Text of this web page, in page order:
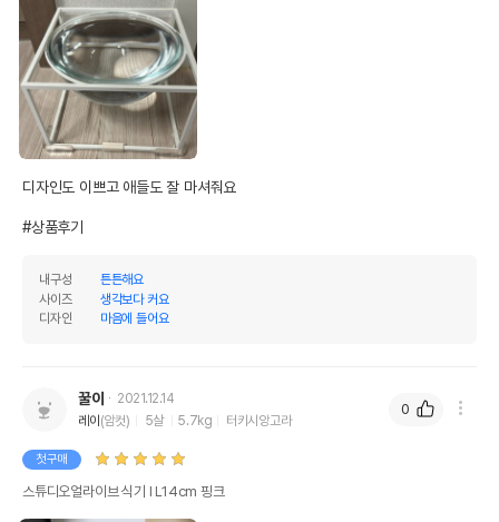
디자인도 이쁘고 애들도 잘 마셔줘요
#상품후기
내구성
튼튼해요
사이즈
생각보다 커요
디자인
마음에 들어요
꿀이
2021.12.14
레이 (암컷) 5살 5.7kg 터키시앙고라
첫구매
스튜디오얼라이브 식기 Ⅰ L14cm 핑크
0